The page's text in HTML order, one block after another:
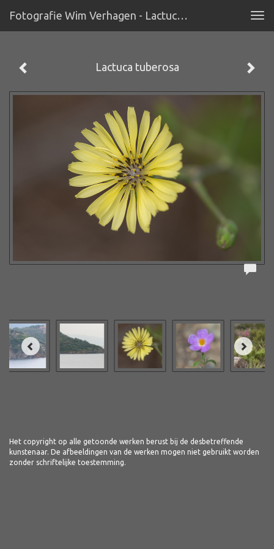
Fotografie Wim Verhagen - Lactuca Tuberosa
Lactuca tuberosa
Het copyright op alle getoonde werken berust bij de desbetreffende
kunstenaar. De afbeeldingen van de werken mogen niet gebruikt worden
zonder schriftelijke toestemming.